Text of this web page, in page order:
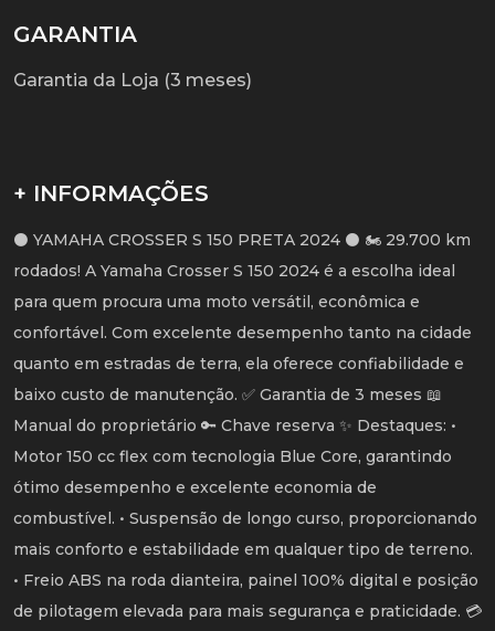
GARANTIA
Garantia da Loja (3 meses)
+ INFORMAÇÕES
⚫ YAMAHA CROSSER S 150 PRETA 2024 ⚫ 🏍️ 29.700 km
rodados! A Yamaha Crosser S 150 2024 é a escolha ideal
para quem procura uma moto versátil, econômica e
confortável. Com excelente desempenho tanto na cidade
quanto em estradas de terra, ela oferece confiabilidade e
baixo custo de manutenção. ✅ Garantia de 3 meses 📖
Manual do proprietário 🔑 Chave reserva ✨ Destaques: •
Motor 150 cc flex com tecnologia Blue Core, garantindo
ótimo desempenho e excelente economia de
combustível. • Suspensão de longo curso, proporcionando
mais conforto e estabilidade em qualquer tipo de terreno.
• Freio ABS na roda dianteira, painel 100% digital e posição
de pilotagem elevada para mais segurança e praticidade. 💳